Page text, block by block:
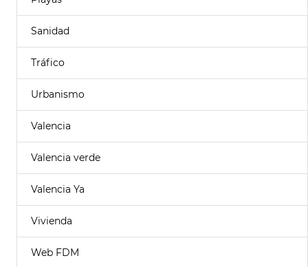
Sanidad
Tráfico
Urbanismo
Valencia
Valencia verde
Valencia Ya
Vivienda
Web FDM